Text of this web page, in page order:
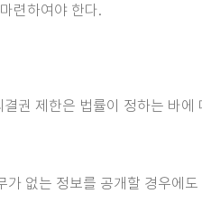
련하여야 한다.
권 제한은 법률이 정하는 바에
없는 정보를 공개할 경우에도